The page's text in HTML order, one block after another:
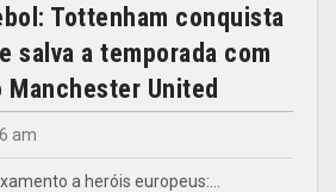
Tottenham conquista
salva a temporada com
United
am
a heróis europeus:…